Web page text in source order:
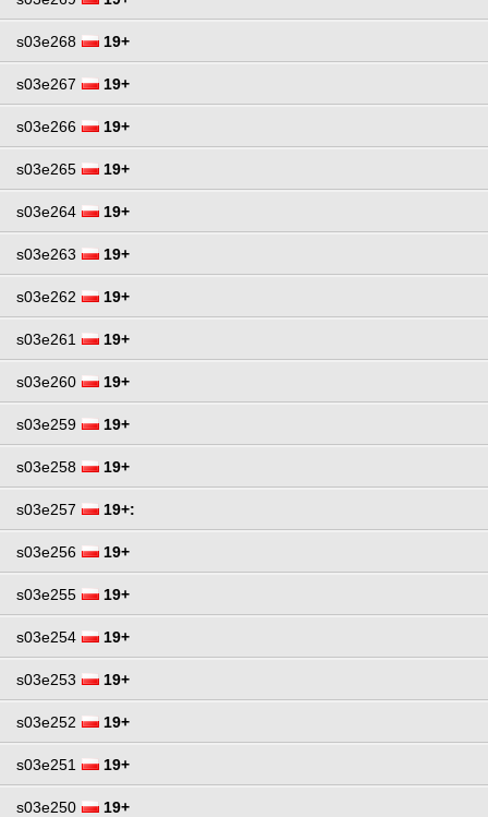
s03e268 19+
s03e267 19+
s03e266 19+
s03e265 19+
s03e264 19+
s03e263 19+
s03e262 19+
s03e261 19+
s03e260 19+
s03e259 19+
s03e258 19+
s03e257 19+:
s03e256 19+
s03e255 19+
s03e254 19+
s03e253 19+
s03e252 19+
s03e251 19+
s03e250 19+